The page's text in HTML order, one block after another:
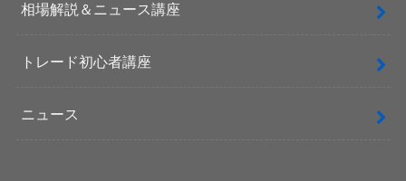
相場解説＆ニュース講座
トレード初心者講座
ニュース